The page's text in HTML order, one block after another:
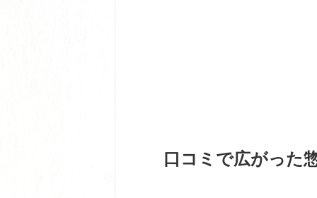
口コミで広がった